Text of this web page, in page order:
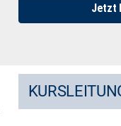
Jetzt